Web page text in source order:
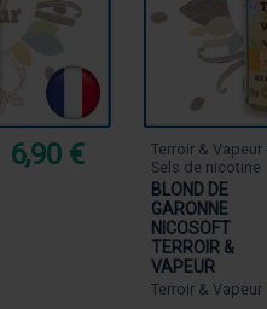
6,90 €
Terroir & Vapeur
Sels de nicotine
BLOND DE
GARONNE
NICOSOFT
TERROIR &
VAPEUR
Terroir & Vapeur